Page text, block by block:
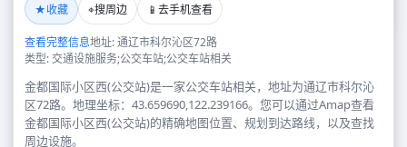
★收藏 ⌖搜周边 📱 去手机查看
查看完整信息地址: 通辽市科尔沁区72路
类型: 交通设施服务;公交车站;公交车站相关
金都国际小区西(公交站)是一家公交车站相关，地址为通辽市科尔沁
区72路。地理坐标：43.659690,122.239166。您可以通过Amap查看
金都国际小区西(公交站)的精确地图位置、规划到达路线，以及查找
周边设施。